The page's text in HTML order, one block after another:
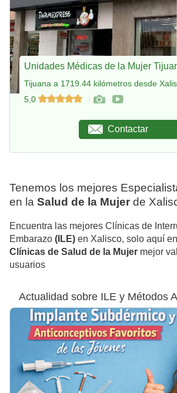
Unidades Médicas de la Mujer
Tijuana a 1719.44 kilómetros desde
5,0
Contactar
Tenemos los mejores
en la Salud de la Mujer de
Encuentra las mejores Clínicas de
Embarazo (ILE) en Xalisco, solo aquí
Clínicas de Salud de la Mujer mejor
usuarios
Actualidad sobre ILE y Métodos